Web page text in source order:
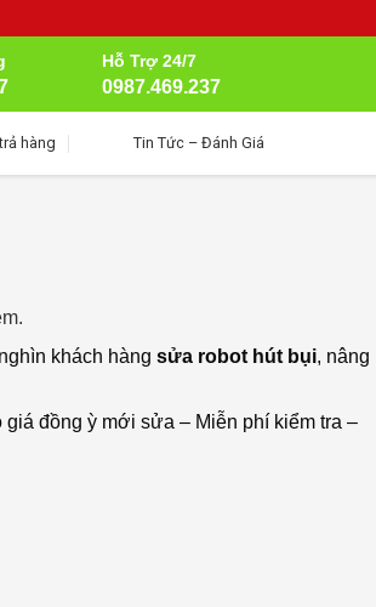
Hỗ Trợ 24/7
0987.469.237
hàng Tin Tức – Đánh Giá
khách hàng sửa robot hút bụi, nâng
đồng ỳ mới sửa – Miễn phí kiểm tra –